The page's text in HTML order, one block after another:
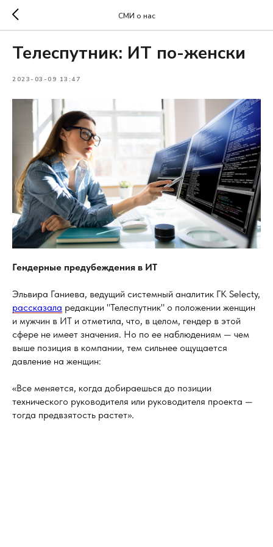
СМИ о нас
Телеспутник: ИТ по-женски
2023-03-09 13:47
Гендерные предубеждения в ИТ
Эльвира Ганиева, ведущий системный аналитик ГК Selecty,
рассказала редакции "Телеспутник" о положении женщин
и мужчин в ИТ и отметила, что, в целом, гендер в этой
сфере не имеет значения. Но по ее наблюдениям — чем
выше позиция в компании, тем сильнее ощущается
давление на женщин:
«Все меняется, когда добираешься до позиции
технического руководителя или руководителя проекта —
тогда предвзятость растет».